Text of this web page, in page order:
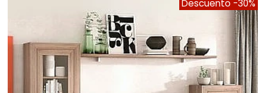
Descuento -30%